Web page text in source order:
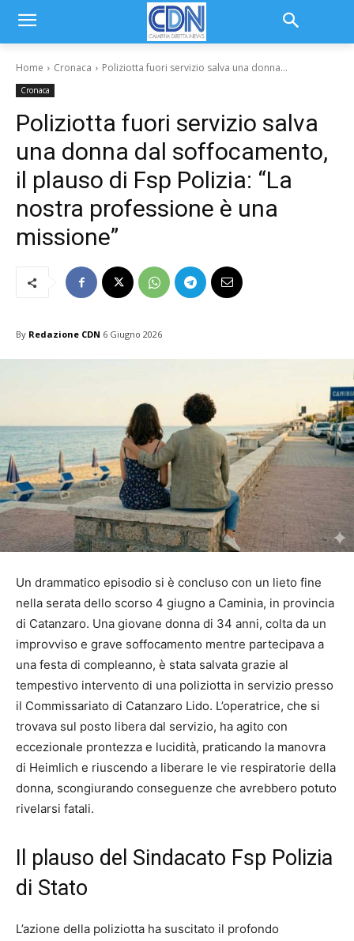
Home Cronaca Poliziotta fuori servizio salva una donna...
Cronaca
Poliziotta fuori servizio salva
una donna dal soffocamento,
il plauso di Fsp Polizia: “La
nostra professione è una
missione”
By Redazione CDN 6 Giugno 2026
Un drammatico episodio si è concluso con un lieto fine
nella serata dello scorso 4 giugno a Caminia, in provincia
di Catanzaro. Una giovane donna di 34 anni, colta da un
improvviso e grave soffocamento mentre partecipava a
una festa di compleanno, è stata salvata grazie al
tempestivo intervento di una poliziotta in servizio presso
il Commissariato di Catanzaro Lido. L’operatrice, che si
trovava sul posto libera dal servizio, ha agito con
eccezionale prontezza e lucidità, praticando la manovra
di Heimlich e riuscendo a liberare le vie respiratorie della
donna, scongiurando conseguenze che avrebbero potuto
rivelarsi fatali.
Il plauso del Sindacato Fsp Polizia
di Stato
L’azione della poliziotta ha suscitato il profondo